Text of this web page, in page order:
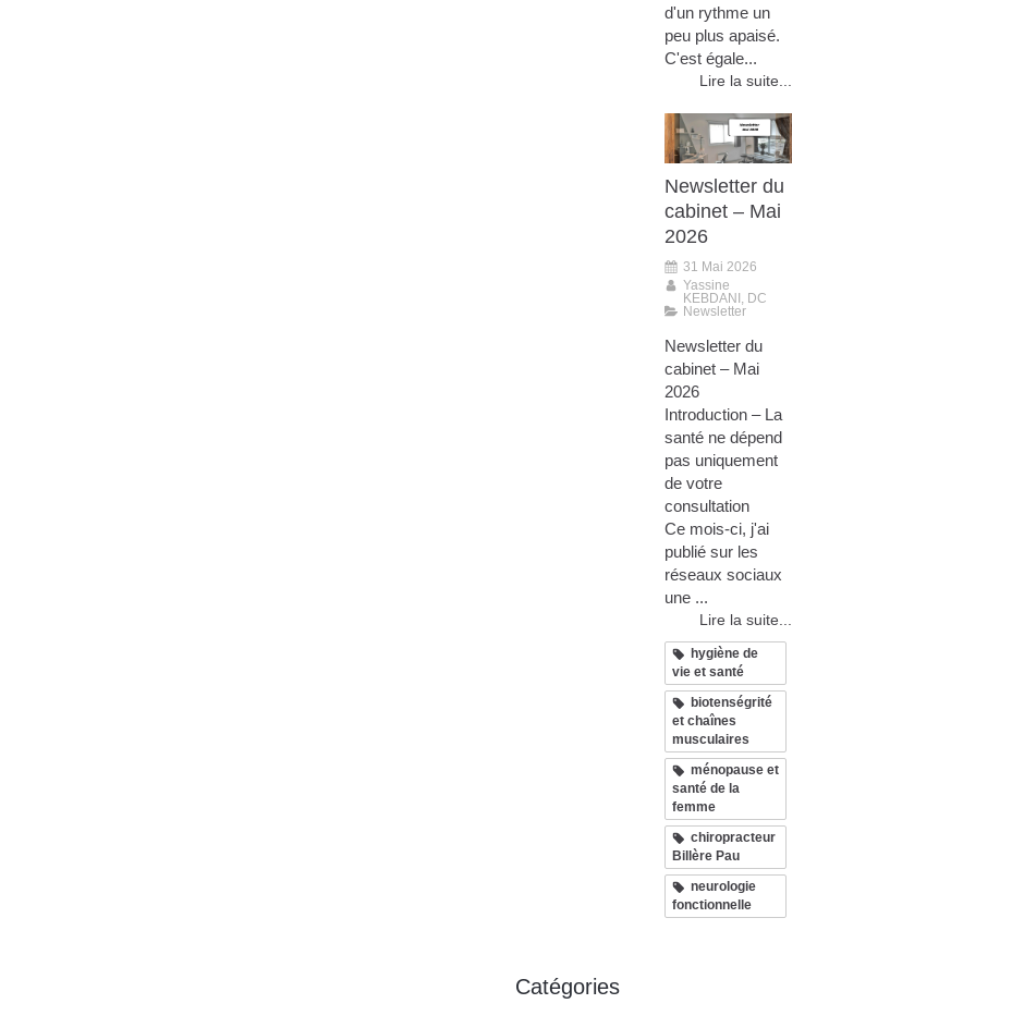
d'un rythme un
peu plus apaisé.
C'est égale...
Lire la suite...
Newsletter du
cabinet – Mai
2026
31 Mai 2026
Yassine
KEBDANI, DC
Newsletter
Newsletter du
cabinet – Mai
2026
Introduction – La
santé ne dépend
pas uniquement
de votre
consultation
Ce mois-ci, j'ai
publié sur les
réseaux sociaux
une ...
Lire la suite...
hygiène de
vie et santé
biotenségrité
et chaînes
musculaires
ménopause et
santé de la
femme
chiropracteur
Billère Pau
neurologie
fonctionnelle
Catégories